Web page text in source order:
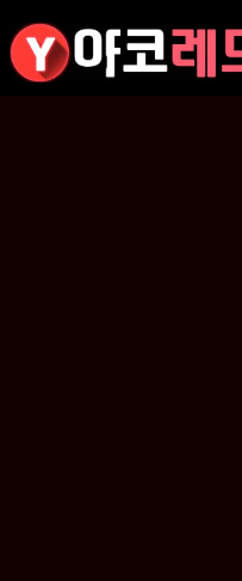
콘
텐
츠